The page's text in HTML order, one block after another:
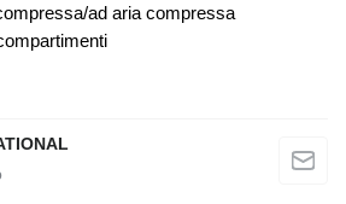
ad aria compressa